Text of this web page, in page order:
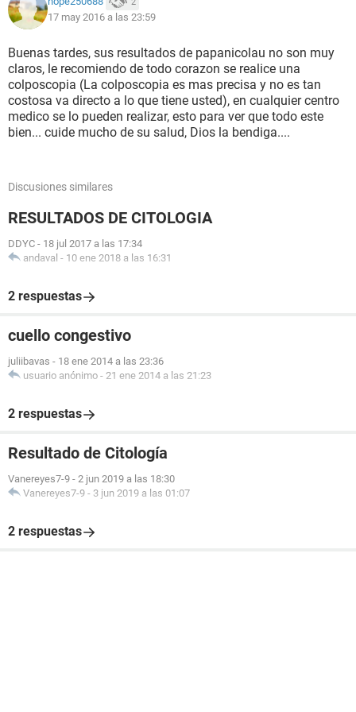
17 may 2016 a las 23:59
Buenas tardes, sus resultados de papanicolau no son muy
claros, le recomiendo de todo corazon se realice una
colposcopia (La colposcopia es mas precisa y no es tan
costosa va directo a lo que tiene usted), en cualquier centro
medico se lo pueden realizar, esto para ver que todo este
bien... cuide mucho de su salud, Dios la bendiga....
Discusiones similares
RESULTADOS DE CITOLOGIA
DDYC - 18 jul 2017 a las 17:34
andaval - 10 ene 2018 a las 16:31
2 respuestas
cuello congestivo
juliibavas - 18 ene 2014 a las 23:36
usuario anónimo - 21 ene 2014 a las 21:23
2 respuestas
Resultado de Citología
Vanereyes7-9 - 2 jun 2019 a las 18:30
Vanereyes7-9 - 3 jun 2019 a las 01:07
2 respuestas